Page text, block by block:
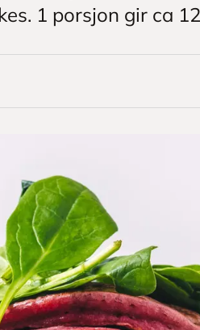
1 porsjon gir ca